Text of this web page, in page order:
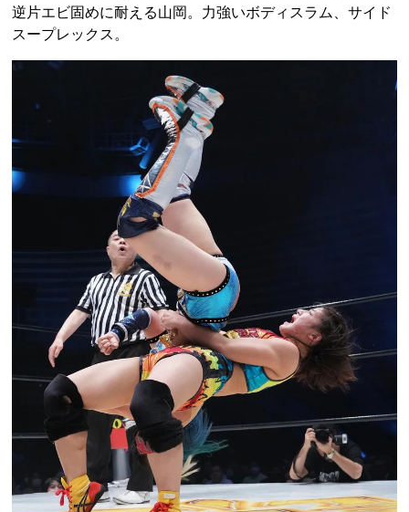
逆片エビ固めに耐える山岡。力強いボディスラム、サイド
スープレックス。